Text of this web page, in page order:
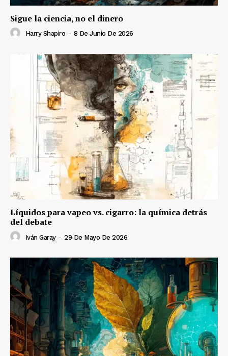
Sigue la ciencia, no el dinero
Harry Shapiro - 8 De Junio De 2026
Líquidos para vapeo vs. cigarro: la química detrás
del debate
Iván Garay - 29 De Mayo De 2026